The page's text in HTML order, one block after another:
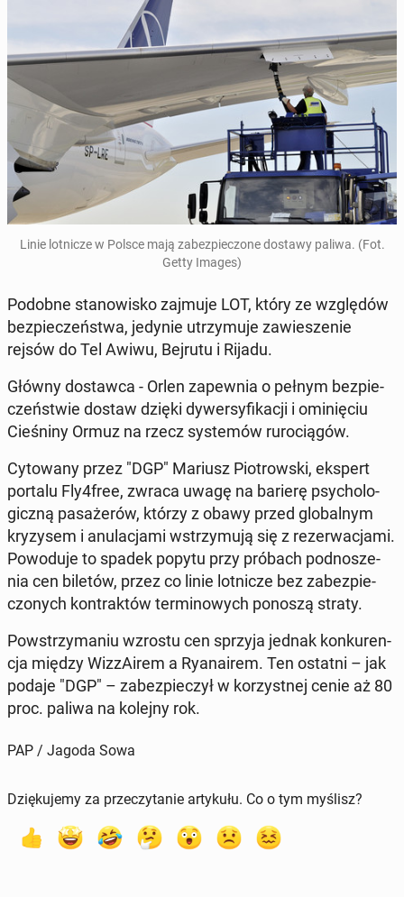
Linie lot­ni­cze w Polsce mają za­bez­pie­czo­ne dostawy paliwa. (Fot.
Getty Images)
Podobne sta­no­wi­sko zajmuje LOT, który ze wzglę­dów
bez­pie­czeń­stwa, jedynie utrzy­mu­je za­wie­sze­nie
rejsów do Tel Awiwu, Bejrutu i Rijadu.
Główny do­staw­ca - Orlen za­pew­nia o pełnym bez­pie­
czeń­stwie dostaw dzięki dy­wer­sy­fi­ka­cji i omi­nię­ciu
Cie­śni­ny Ormuz na rzecz sys­te­mów ru­ro­cią­gów.
Cy­to­wa­ny przez "DGP" Mariusz Pio­trow­ski, ekspert
portalu Fly4free, zwraca uwagę na barierę psy­cho­lo­
gicz­ną pa­sa­że­rów, którzy z obawy przed glo­bal­nym
kry­zy­sem i anu­la­cja­mi wstrzy­mu­ją się z re­zer­wa­cja­mi.
Po­wo­du­je to spadek popytu przy próbach pod­no­sze­
nia cen biletów, przez co linie lot­ni­cze bez za­bez­pie­
czo­nych kon­trak­tów ter­mi­no­wych ponoszą straty.
Po­wstrzy­ma­niu wzrostu cen sprzyja jednak kon­ku­ren­
cja między Wiz­zA­irem a Ry­ana­irem. Ten ostatni – jak
podaje "DGP" – za­bez­pie­czył w ko­rzyst­nej cenie aż 80
proc. paliwa na kolejny rok.
PAP / Jagoda Sowa
Dziękujemy za przeczytanie artykułu. Co o tym myślisz?